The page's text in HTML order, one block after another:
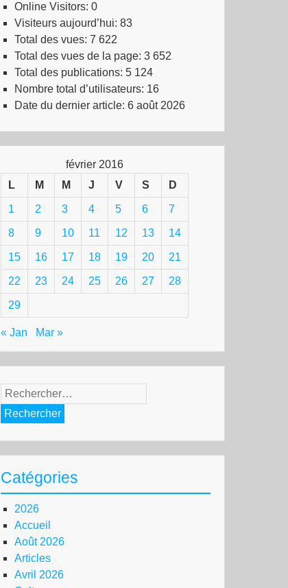
Online Visitors: 0
Visiteurs aujourd’hui: 83
Total des vues: 7 622
Total des vues de la page: 3 652
Total des publications: 5 124
Nombre total d’utilisateurs: 16
Date du dernier article: 6 août 2026
février 2016
L
M M J V S D
1 2 3 4 5 6 7
8 9 10 11 12 13 14
15 16 17 18 19 20 21
22 23 24 25 26 27 28
29
« Jan Mar »
Rechercher :
Catégories
2026
Accueil
Août 2026
Articles
Avril 2026